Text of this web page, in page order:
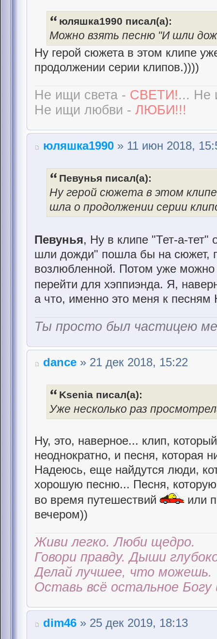
юляшка1990 писал(а):
Можно взять песню "И шли
Ну герой сюжета в этом клипе
продолжении серии клипов.))))
Не ищи света - СВЕТИ!... Не
Не ищи любви - ЛЮБИ!!!
юляшка1990 » 11 июн 2018,
Певунья писал(а):
Ну герой сюжета в этом
шла о продолжении серии
Певунья, Ну в клипе "Тет-а-
шли дожди" пошла бы на сюжет,
возлюбленной. Потом уже
перейти для хэппиэнда. Я,
а что, именно это меня к песням
Ты просто был частицею
dance » 21 дек 2018, 15:22
Ksenia писал(а):
Уже несколько раз
Ну, это, наверное... клип,
неоднократно, и песня, которая
Надеюсь, еще найдутся люди,
хорошую песню... Песня,
во время путешествий
или
вечером))
Живи легко. Люби щедро.
Говори правду. Дыши
Делай лучшее, что можешь.
Оставь всё остальное Богу
dim46 » 25 дек 2019, 18:13